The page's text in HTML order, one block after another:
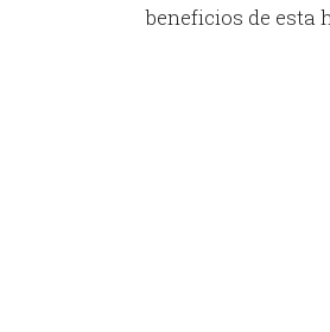
beneficios de esta